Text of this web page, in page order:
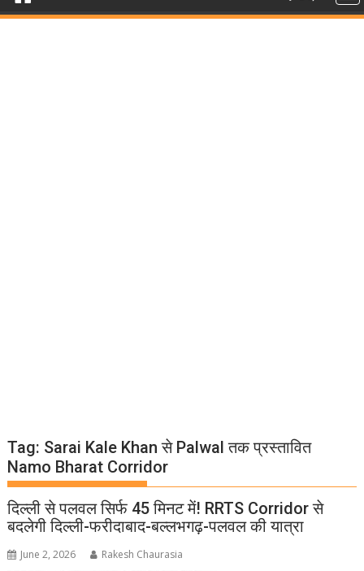
Tag: Sarai Kale Khan से Palwal तक प्रस्तावित
Namo Bharat Corridor
दिल्ली से पलवल सिर्फ 45 मिनट में! RRTS Corridor से
बदलेगी दिल्ली-फरीदाबाद-बल्लभगढ़-पलवल की यात्रा
June 2, 2026 Rakesh Chaurasia